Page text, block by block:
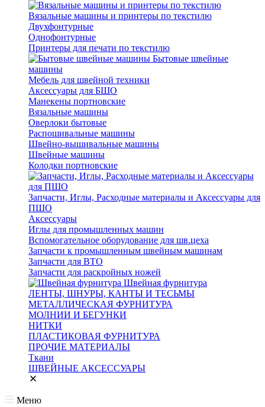
Вязальные машины и принтеры по текстилю
Двухфонтурные
Однофонтурные
Принтеры для печати по текстилю
Бытовые швейные
машины
Мебель для швейной техники
Аксессуары для БШО
Манекены портновские
Вязальные машины
Оверлоки бытовые
Распошивальные машины
Швейно-вышивальные машины
Швейные машины
Колодки портновские
Запчасти, Иглы, Расходные материалы и Аксессуары для
ПШО
Аксессуары
Иглы для промышленных машин
Вспомогательное оборудование для шв.цеха
Запчасти к промышленным швейным машинам
Запчасти для ВТО
Запчасти для раскройных ножей
Швейная фурнитура
ЛЕНТЫ, ШНУРЫ, КАНТЫ И ТЕСЬМЫ
МЕТАЛЛИЧЕСКАЯ ФУРНИТУРА
МОЛНИИ И БЕГУНКИ
НИТКИ
ПЛАСТИКОВАЯ ФУРНИТУРА
ПРОЧИЕ МАТЕРИАЛЫ
Ткани
ШВЕЙНЫЕ АКСЕССУАРЫ
Меню